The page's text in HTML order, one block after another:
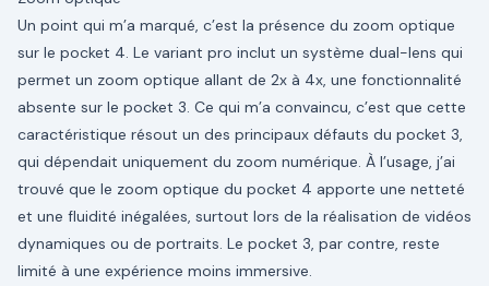
Un point qui m’a marqué, c’est la présence du zoom optique
sur le pocket 4. Le variant pro inclut un système dual-lens qui
permet un zoom optique allant de 2x à 4x, une fonctionnalité
absente sur le pocket 3. Ce qui m’a convaincu, c’est que cette
caractéristique résout un des principaux défauts du pocket 3,
qui dépendait uniquement du zoom numérique. À l’usage, j’ai
trouvé que le zoom optique du pocket 4 apporte une netteté
et une fluidité inégalées, surtout lors de la réalisation de vidéos
dynamiques ou de portraits. Le pocket 3, par contre, reste
limité à une expérience moins immersive.